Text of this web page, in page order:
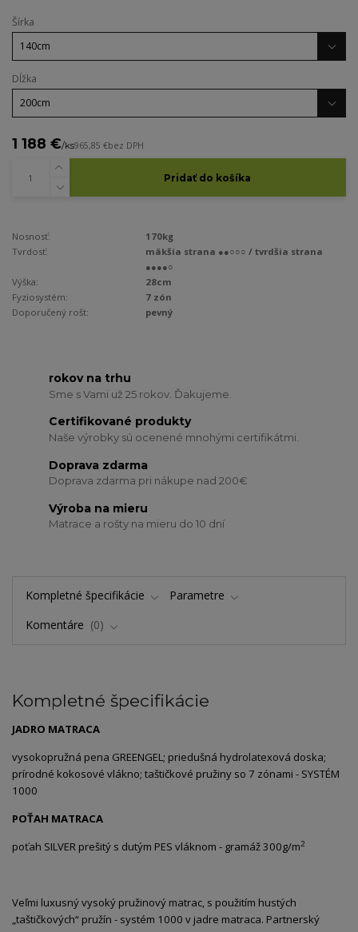
Šírka
Dĺžka
1 188 €/ks965,85 €bez DPH
Pridať do košíka
Nosnosť:
170kg
Tvrdosť:
mäkšia strana ●●○○○ / tvrdšia strana
●●●●○
Výška:
28cm
Fyziosystém:
7 zón
Doporučený rošt:
pevný
rokov na trhu
Sme s Vami už 25 rokov. Ďakujeme.
Certifikované produkty
Naše výrobky sú ocenené mnohými certifikátmi.
Doprava zdarma
Doprava zdarma pri nákupe nad 200€
Výroba na mieru
Matrace a rošty na mieru do 10 dní
Kompletné špecifikácie
Parametre
Komentáre
0
Kompletné špecifikácie
JADRO MATRACA
vysokopružná pena GREENGEL; priedušná hydrolatexová doska;
prírodné kokosové vlákno; taštičkové pružiny so 7 zónami - SYSTÉM
1000
POŤAH MATRACA
poťah SILVER prešitý s dutým PES vláknom - gramáž 300g/m2
Veľmi luxusný vysoký pružinový matrac, s použitím hustých
„taštičkových“ pružín - systém 1000 v jadre matraca. Partnerský